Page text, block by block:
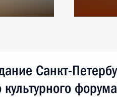
Санкт-
форума